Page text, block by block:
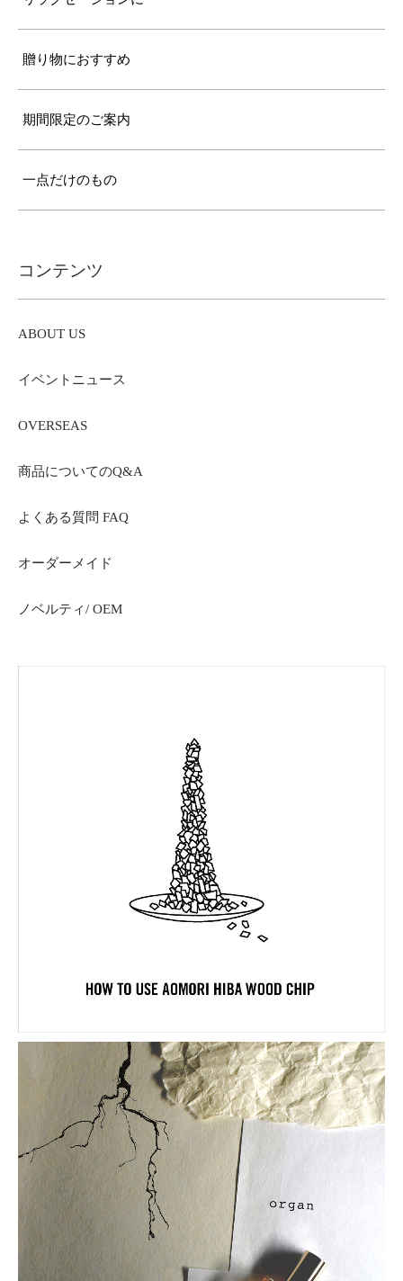
贈り物におすすめ
期間限定のご案内
一点だけのもの
コンテンツ
ABOUT US
イベントニュース
OVERSEAS
商品についてのQ&A
よくある質問 FAQ
オーダーメイド
ノベルティ/ OEM